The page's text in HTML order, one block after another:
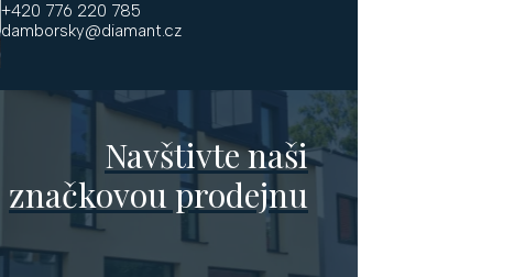
+420 776 220 785
damborsky@diamant.cz
Navštivte naši
značkovou prodejnu